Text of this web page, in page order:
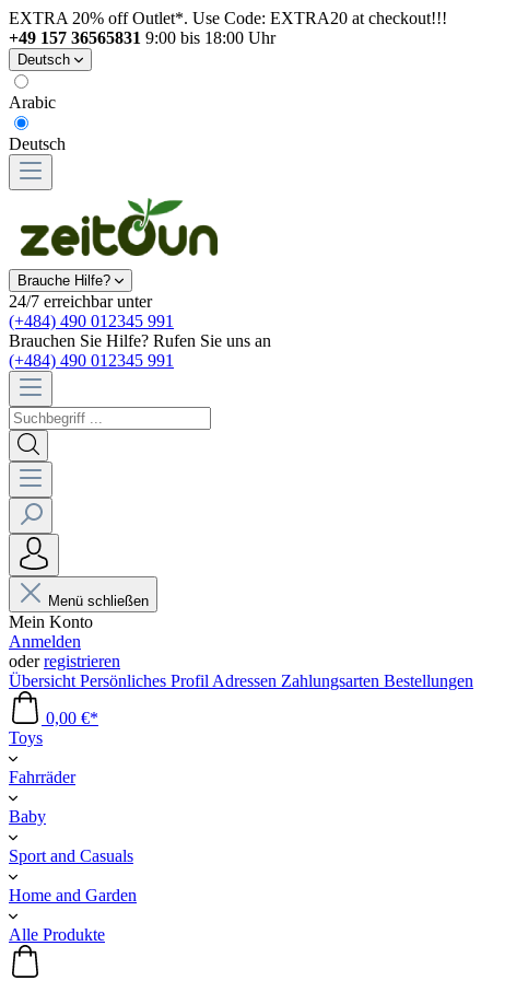
EXTRA 20% off Outlet*. Use Code: EXTRA20 at checkout!!!
+49 157 36565831 9:00 bis 18:00 Uhr
Deutsch
Arabic
Deutsch
Brauche Hilfe?
24/7 erreichbar unter
(+484) 490 012345 991
Brauchen Sie Hilfe? Rufen Sie uns an
(+484) 490 012345 991
Menü schließen
Mein Konto
Anmelden
oderregistrieren
Übersicht Persönliches Profil Adressen Zahlungsarten Bestellungen
0,00 €*
Toys
Fahrräder
Baby
Sport and Casuals
Home and Garden
Alle Produkte